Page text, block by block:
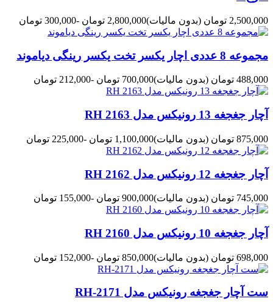
2,500,000 تومان (بدون مالیات)2,800,000 تومان -300,000 تومان
مجموعه 8 عددی اچار یکسر تخت یکسر رینگی دیاموند
488,000 تومان (بدون مالیات)700,000 تومان -212,000 تومان
آچار جغجغه 13 رونیکس مدل 2163 RH
875,000 تومان (بدون مالیات)1,100,000 تومان -225,000 تومان
آچار جغجغه 12 رونیکس مدل 2162 RH
745,000 تومان (بدون مالیات)900,000 تومان -155,000 تومان
آچار جغجغه 10 رونیکس مدل 2160 RH
698,000 تومان (بدون مالیات)850,000 تومان -152,000 تومان
ست آچار جغجغه رونیکس مدل RH-2171